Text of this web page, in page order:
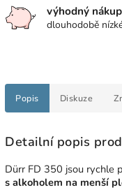
výhodný nákup
dlouhodobě
Popis Diskuze
Detailní popis
Dürr FD 350 jsou rychle
s alkoholem na menší